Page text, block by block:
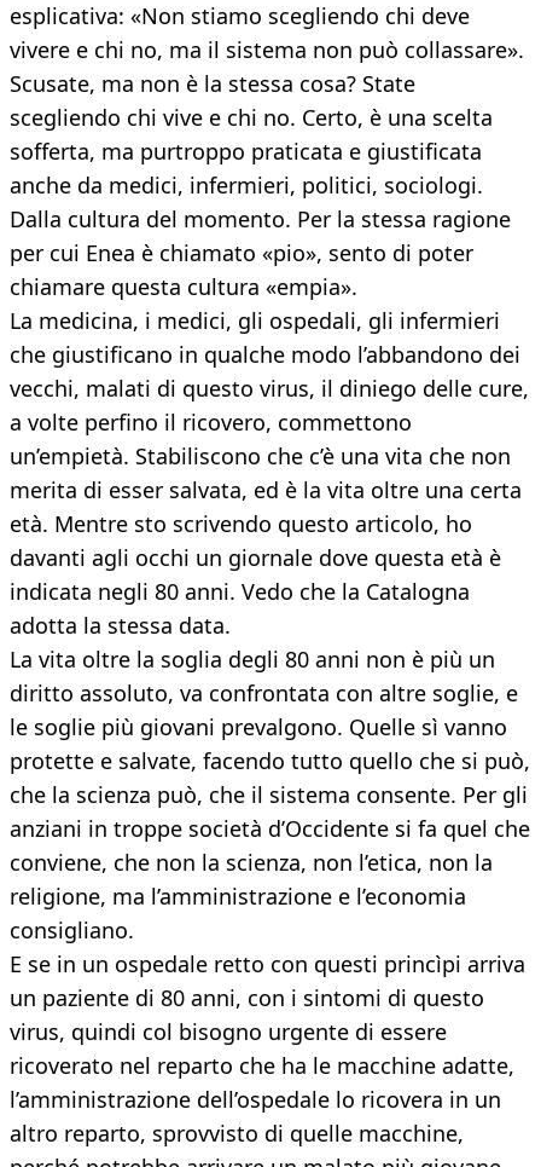
esplicativa: «Non stiamo scegliendo chi deve
vivere e chi no, ma il sistema non può collassare».
Scusate, ma non è la stessa cosa? State
scegliendo chi vive e chi no. Certo, è una scelta
sofferta, ma purtroppo praticata e giustificata
anche da medici, infermieri, politici, sociologi.
Dalla cultura del momento. Per la stessa ragione
per cui Enea è chiamato «pio», sento di poter
chiamare questa cultura «empia».
La medicina, i medici, gli ospedali, gli infermieri
che giustificano in qualche modo l’abbandono dei
vecchi, malati di questo virus, il diniego delle cure,
a volte perfino il ricovero, commettono
un’empietà. Stabiliscono che c’è una vita che non
merita di esser salvata, ed è la vita oltre una certa
età. Mentre sto scrivendo questo articolo, ho
davanti agli occhi un giornale dove questa età è
indicata negli 80 anni. Vedo che la Catalogna
adotta la stessa data.
La vita oltre la soglia degli 80 anni non è più un
diritto assoluto, va confrontata con altre soglie, e
le soglie più giovani prevalgono. Quelle sì vanno
protette e salvate, facendo tutto quello che si può,
che la scienza può, che il sistema consente. Per gli
anziani in troppe società d’Occidente si fa quel che
conviene, che non la scienza, non l’etica, non la
religione, ma l’amministrazione e l’economia
consigliano.
E se in un ospedale retto con questi princìpi arriva
un paziente di 80 anni, con i sintomi di questo
virus, quindi col bisogno urgente di essere
ricoverato nel reparto che ha le macchine adatte,
l’amministrazione dell’ospedale lo ricovera in un
altro reparto, sprovvisto di quelle macchine,